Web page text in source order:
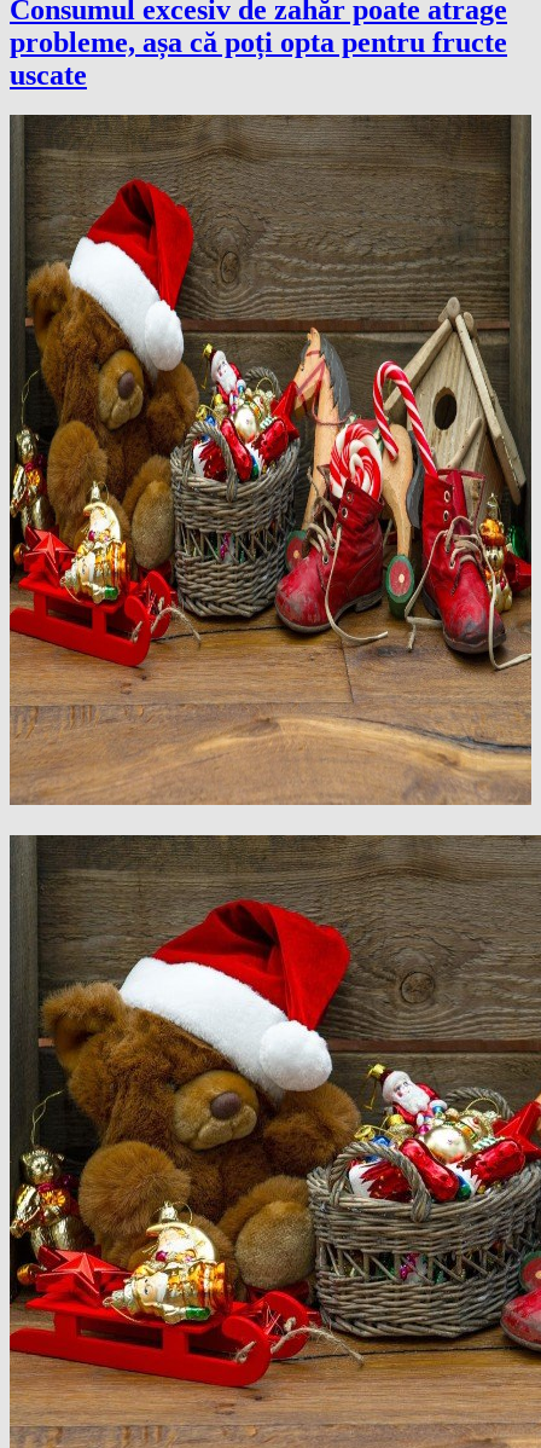
Consumul excesiv de zahăr poate atrage
probleme, așa că poți opta pentru fructe
uscate